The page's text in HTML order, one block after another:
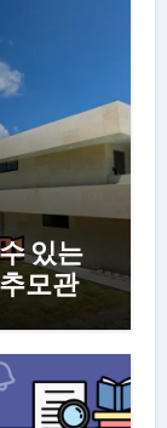
있는
모관